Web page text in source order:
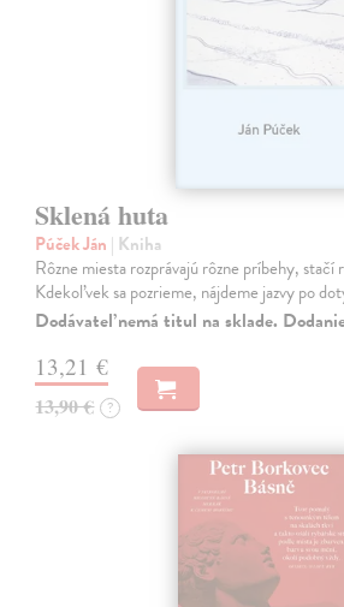
Sklená huta
Púček Ján | Kniha
Rôzne miesta rozprávajú rôzne príbehy, stačí
Kdekoľvek sa pozrieme, nájdeme jazvy po
Dodávateľ nemá titul na sklade.
13,21 €
13,90 € ?